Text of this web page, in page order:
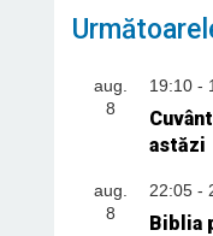
aug.
8
19:10-
astăzi
aug.
8
22:05-
Biblia